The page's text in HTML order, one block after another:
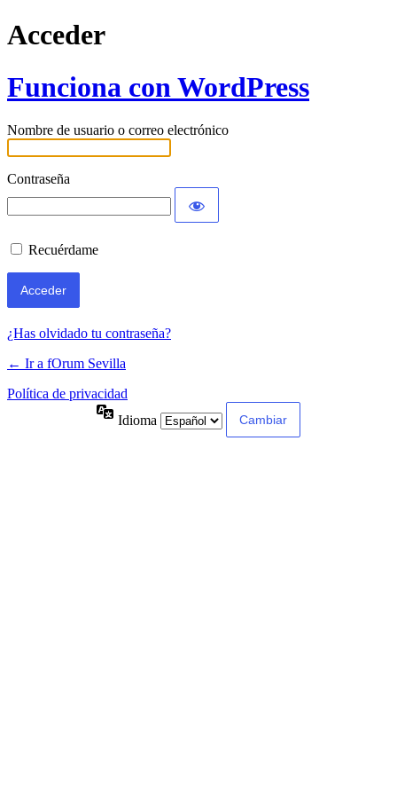
Acceder
Funciona con WordPress
Nombre de usuario o correo electrónico
Contraseña
Recuérdame
¿Has olvidado tu contraseña?
← Ir a fOrum Sevilla
Política de privacidad
Idioma